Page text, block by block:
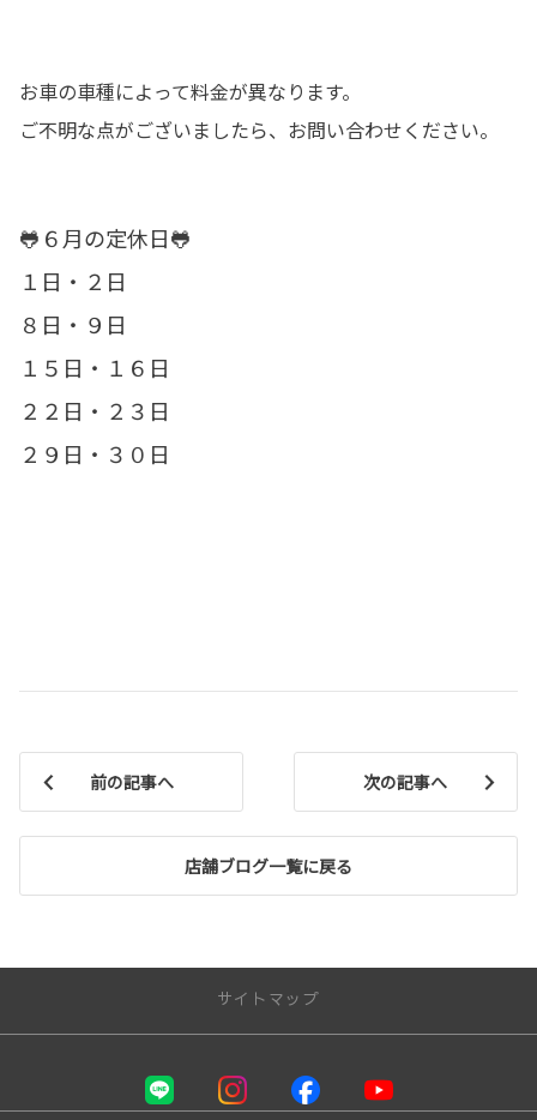
お車の車種によって料金が異なります。
ご不明な点がございましたら、お問い合わせください。
🐸６月の定休日🐸
１日・２日
８日・９日
１５日・１６日
２２日・２３日
２９日・３０日
前の記事へ
店舗ブログ一覧に戻る
次の記事へ
サイトマップ